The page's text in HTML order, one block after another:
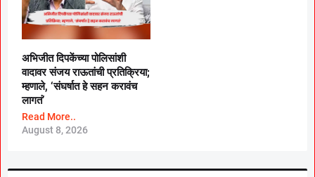
अभिजीत दिपकेंच्या पोलिसांशी
वादावर संजय राऊतांची प्रतिक्रिया;
म्हणाले, ‘संघर्षात हे सहन करावंच
लागतं’
Read More..
August 8, 2026